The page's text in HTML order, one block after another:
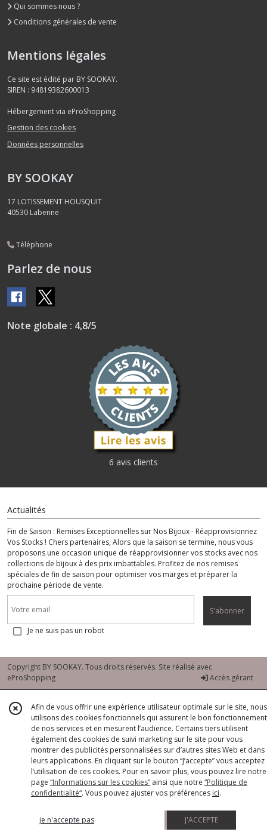
Qui sommes nous ?
Conditions générales de vente
Mentions légales
Ce site est édité par BY SOOKAY.
SIREN : 94819382600013
Hébergement via eProShopping
Gestion des cookies
Données personnelles
BY SOOKAY
17 LOTISSEMENT HOUSQUIT
40530 Labenne
Téléphone
Parlez de nous
Note globale : 4,8/5
6 avis clients
Actualités
Fin de Saison : Remises Exceptionnelles sur Nos Bijoux - Réapprovisionnez
Vos Stocks ! Chers partenaires, Alors que la saison se termine, nous vous
proposons une occasion unique de réapprovisionner vos stocks avec nos
collections de bijoux à des prix imbattables. Profitez de nos remises
spéciales de fin de saison pour optimiser vos marges et préparer la
prochaine période de vente.
S'abonner
Je ne suis pas un robot
Copyright BY SOOKAY. Tous droits réservés. Site réalisé avec
eProShopping
Accès gérant
Afin de vous offrir une expérience utilisateur optimale sur le site, nous
utilisons des cookies fonctionnels qui assurent le bon fonctionnement
de nos services et en mesurent l’audience. Certains tiers utilisent
également des cookies de suivi marketing sur le site pour vous
montrer des publicités personnalisées sur d’autres sites Web et dans
leurs applications. En cliquant sur le bouton “J’accepte” vous acceptez
l’utilisation de ces cookies. Pour en savoir plus, vous pouvez lire notre
page “Informations sur les cookies” ainsi que notre “Politique de
confidentialité“. Vous pouvez ajuster vos préférences ici.
je n'accepte pas J'ACCEPTE